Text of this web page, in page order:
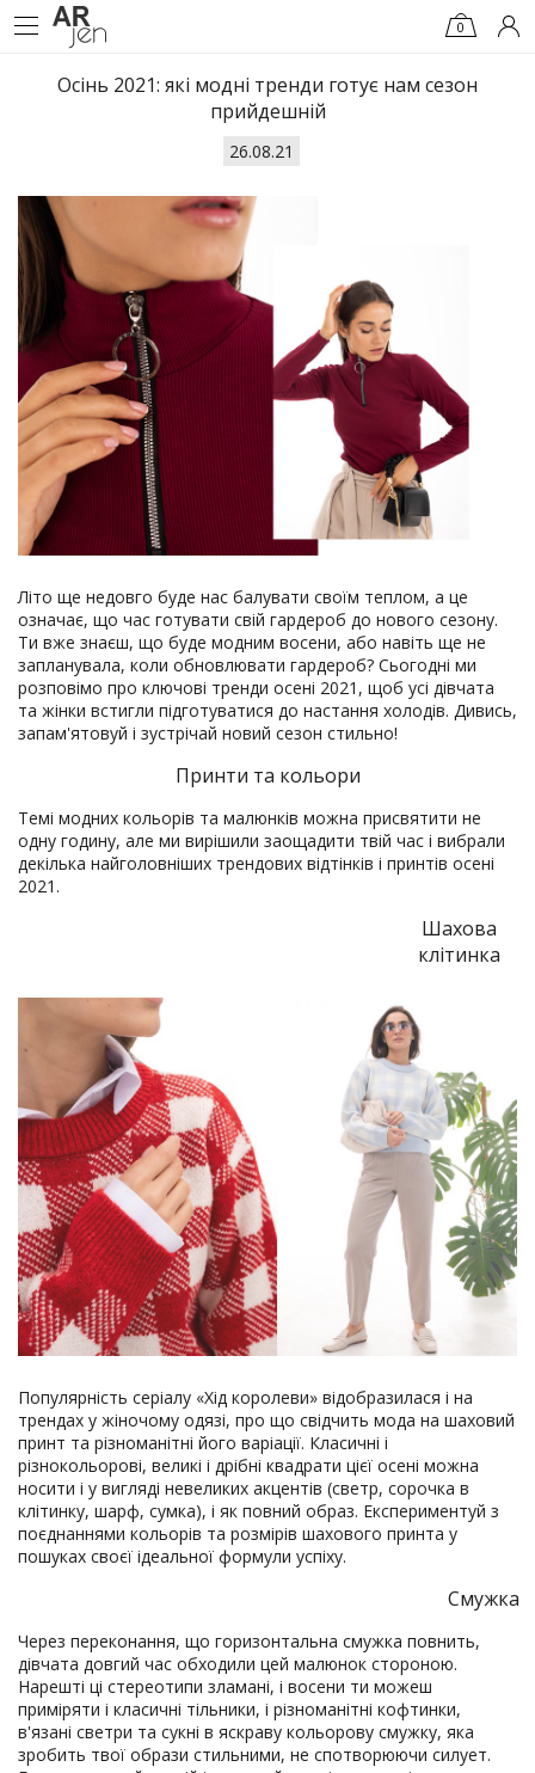
0
Осінь 2021: які модні тренди готує нам сезон
прийдешній
26.08.21
Літо ще недовго буде нас балувати своїм теплом, а це
означає, що час готувати свій гардероб до нового сезону.
Ти вже знаєш, що буде модним восени, або навіть ще не
запланувала, коли обновлювати гардероб? Сьогодні ми
розповімо про ключові тренди осені 2021, щоб усі дівчата
та жінки встигли підготуватися до настання холодів. Дивись,
запам'ятовуй і зустрічай новий сезон стильно!
Принти та кольори
Темі модних кольорів та малюнків можна присвятити не
одну годину, але ми вирішили заощадити твій час і вибрали
декілька найголовніших трендових відтінків і принтів осені
2021.
Шахова
клітинка
Популярність серіалу «Хід королеви» відобразилася і на
трендах у жіночому одязі, про що свідчить мода на шаховий
принт та різноманітні його варіації. Класичні і
різнокольорові, великі і дрібні квадрати цієї осені можна
носити і у вигляді невеликих акцентів (светр, сорочка в
клітинку, шарф, сумка), і як повний образ. Експериментуй з
поєднаннями кольорів та розмірів шахового принта у
пошуках своєї ідеальної формули успіху.
Смужка
Через переконання, що горизонтальна смужка повнить,
дівчата довгий час обходили цей малюнок стороною.
Нарешті ці стереотипи зламані, і восени ти можеш
приміряти і класичні тільники, і різноманітні кофтинки,
в'язані светри та сукні в яскраву кольорову смужку, яка
зробить твої образи стильними, не спотворюючи силует.